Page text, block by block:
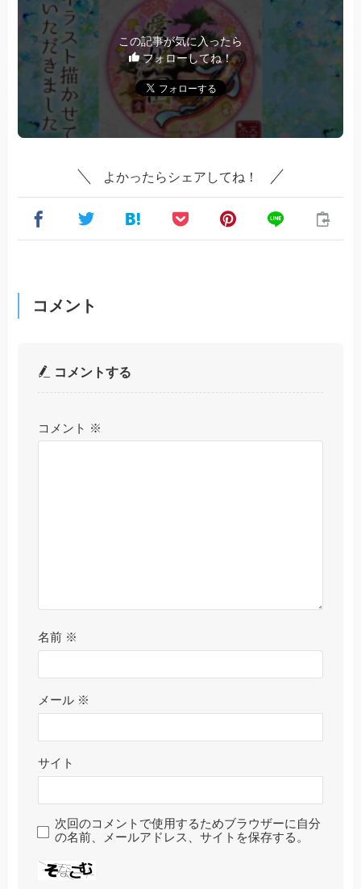
この記事が気に入ったら
フォローしてね！
よかったらシェアしてね！
コメント
コメントする
コメント ※
名前 ※
メール ※
サイト
次回のコメントで使用するためブラウザーに自分
の名前、メールアドレス、サイトを保存する。